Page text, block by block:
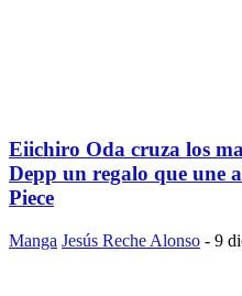
Eiichiro Oda cruza los
Depp un regalo que une
Piece
Manga Jesús Reche Alonso - 9